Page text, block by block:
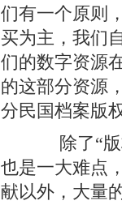
们有一个原则
买为主，我们
们的数字资源
的这部分资源
分民国档案版
除了“版
也是一大难点
献以外，大量